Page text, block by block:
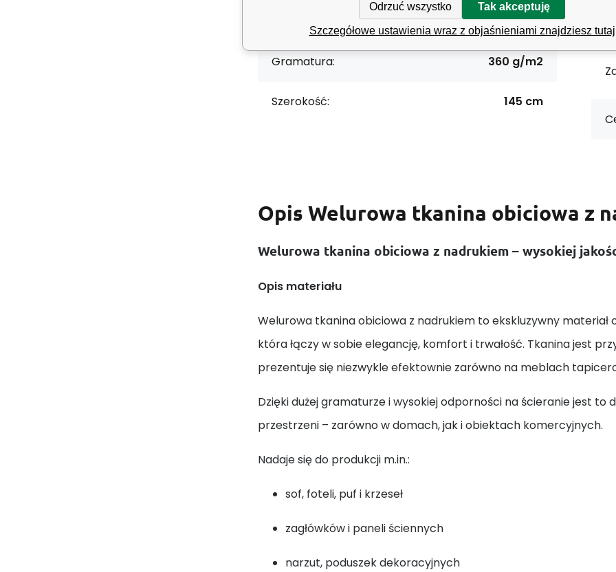
Skład materiałowy: Poliester 100%
Gramatura: 360 g/m2
Szerokość: 145 cm
Opis Welurowa tkanina obiciowa z
Welurowa tkanina obiciowa z nadrukiem – wysokiej
Opis materiału
Welurowa tkanina obiciowa z nadrukiem to ekskluzywny
która łączy w sobie elegancję, komfort i trwałość. Tkanina jest
prezentuje się niezwykle efektownie zarówno na meblach
Dzięki dużej gramaturze i wysokiej odporności na ścieranie jest to
przestrzeni – zarówno w domach, jak i obiektach komercyjnych.
Nadaje się do produkcji m.in.:
sof, foteli, puf i krzeseł
zagłówków i paneli ściennych
narzut, poduszek dekoracyjnych
Odrzuć wszystko Tak akceptuję
Szczegółowe ustawienia wraz z objaśnieniami znajdziesz tutaj